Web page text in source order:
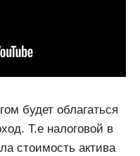
будет облагаться
Т.е налоговой в
стоимость актива